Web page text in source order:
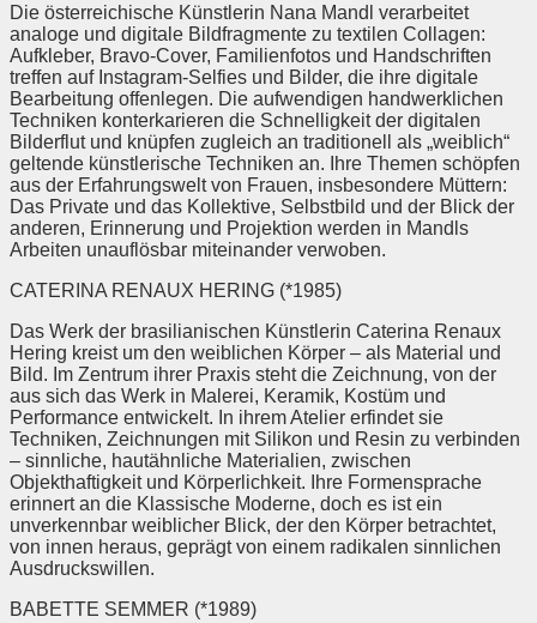
Die österreichische Künstlerin Nana Mandl verarbeitet
analoge und digitale Bildfragmente zu textilen Collagen:
Aufkleber, Bravo-Cover, Familienfotos und Handschriften
treffen auf Instagram-Selfies und Bilder, die ihre digitale
Bearbeitung offenlegen. Die aufwendigen handwerklichen
Techniken konterkarieren die Schnelligkeit der digitalen
Bilderflut und knüpfen zugleich an traditionell als „weiblich“
geltende künstlerische Techniken an. Ihre Themen schöpfen
aus der Erfahrungswelt von Frauen, insbesondere Müttern:
Das Private und das Kollektive, Selbstbild und der Blick der
anderen, Erinnerung und Projektion werden in Mandls
Arbeiten unauflösbar miteinander verwoben.
CATERINA RENAUX HERING (*1985)
Das Werk der brasilianischen Künstlerin Caterina Renaux
Hering kreist um den weiblichen Körper – als Material und
Bild. Im Zentrum ihrer Praxis steht die Zeichnung, von der
aus sich das Werk in Malerei, Keramik, Kostüm und
Performance entwickelt. In ihrem Atelier erfindet sie
Techniken, Zeichnungen mit Silikon und Resin zu verbinden
– sinnliche, hautähnliche Materialien, zwischen
Objekthaftigkeit und Körperlichkeit. Ihre Formensprache
erinnert an die Klassische Moderne, doch es ist ein
unverkennbar weiblicher Blick, der den Körper betrachtet,
von innen heraus, geprägt von einem radikalen sinnlichen
Ausdruckswillen.
BABETTE SEMMER (*1989)